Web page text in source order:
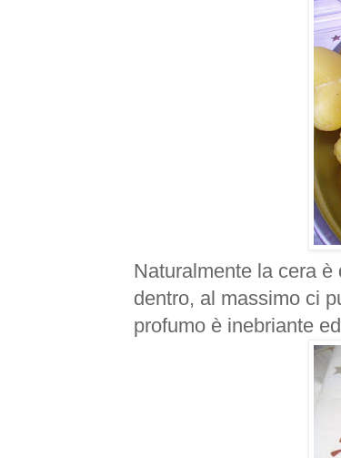
Naturalmente la cera è
dentro, al massimo ci
profumo è inebriante ed